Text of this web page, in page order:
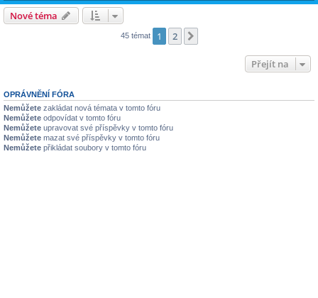
Nové téma
45 témat 1 2
Přejít na
OPRÁVNĚNÍ FÓRA
Nemůžete zakládat nová témata v tomto fóru
Nemůžete odpovídat v tomto fóru
Nemůžete upravovat své příspěvky v tomto fóru
Nemůžete mazat své příspěvky v tomto fóru
Nemůžete přikládat soubory v tomto fóru